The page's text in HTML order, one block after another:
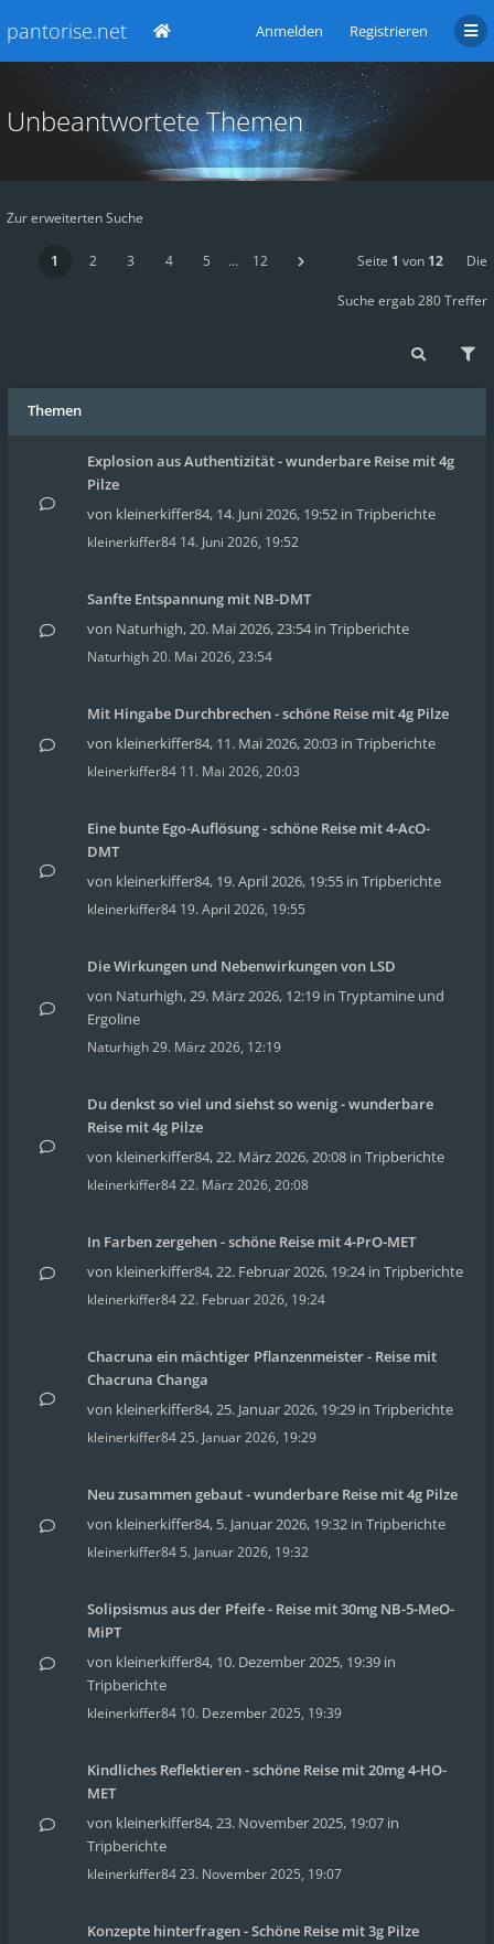
pantorise.net Anmelden Registrieren
Unbeantwortete Themen
Zur erweiterten Suche
1 2 3 4 5 … 12 Seite 1 von 12 Die
Suche ergab 280 Treffer
Themen
Explosion aus Authentizität - wunderbare Reise mit 4g
Pilze
von kleinerkiffer84, 14. Juni 2026, 19:52 in Tripberichte
kleinerkiffer84 14. Juni 2026, 19:52
Sanfte Entspannung mit NB-DMT
von Naturhigh,20. Mai 2026, 23:54in Tripberichte
Naturhigh20. Mai 2026, 23:54
Mit Hingabe Durchbrechen - schöne Reise mit 4g Pilze
von kleinerkiffer84, 11. Mai 2026, 20:03 in Tripberichte
kleinerkiffer84 11. Mai 2026, 20:03
Eine bunte Ego-Auflösung - schöne Reise mit 4-AcO-
DMT
von kleinerkiffer84, 19. April 2026, 19:55 in Tripberichte
kleinerkiffer84 19. April 2026, 19:55
Die Wirkungen und Nebenwirkungen von LSD
von Naturhigh,29. März 2026, 12:19 in Tryptamine und
Ergoline
Naturhigh29. März 2026, 12:19
Du denkst so viel und siehst so wenig - wunderbare
Reise mit 4g Pilze
von kleinerkiffer84,22. März 2026, 20:08 in Tripberichte
kleinerkiffer8422. März 2026, 20:08
In Farben zergehen - schöne Reise mit 4-PrO-MET
von kleinerkiffer84,22. Februar 2026, 19:24in Tripberichte
kleinerkiffer8422. Februar 2026, 19:24
Chacruna ein mächtiger Pflanzenmeister - Reise mit
Chacruna Changa
von kleinerkiffer84,25. Januar 2026, 19:29 in Tripberichte
kleinerkiffer8425. Januar 2026, 19:29
Neu zusammen gebaut - wunderbare Reise mit 4g Pilze
von kleinerkiffer84, 5. Januar 2026, 19:32 in Tripberichte
kleinerkiffer84 5. Januar 2026, 19:32
Solipsismus aus der Pfeife - Reise mit 30mg NB-5-MeO-
MiPT
von kleinerkiffer84, 10. Dezember 2025, 19:39 in
Tripberichte
kleinerkiffer84 10. Dezember 2025, 19:39
Kindliches Reflektieren - schöne Reise mit 20mg 4-HO-
MET
von kleinerkiffer84,23. November 2025, 19:07 in
Tripberichte
kleinerkiffer8423. November 2025, 19:07
Konzepte hinterfragen - Schöne Reise mit 3g Pilze